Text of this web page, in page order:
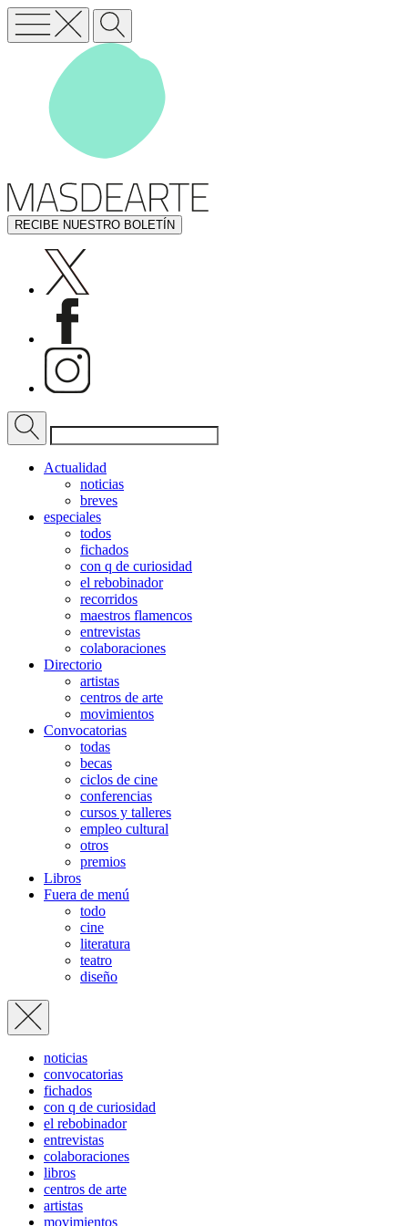
RECIBE NUESTRO BOLETÍN
Actualidad
noticias
breves
especiales
todos
fichados
con q de curiosidad
el rebobinador
recorridos
maestros flamencos
entrevistas
colaboraciones
Directorio
artistas
centros de arte
movimientos
Convocatorias
todas
becas
ciclos de cine
conferencias
cursos y talleres
empleo cultural
otros
premios
Libros
Fuera de menú
todo
cine
literatura
teatro
diseño
noticias
convocatorias
fichados
con q de curiosidad
el rebobinador
entrevistas
colaboraciones
libros
centros de arte
artistas
movimientos